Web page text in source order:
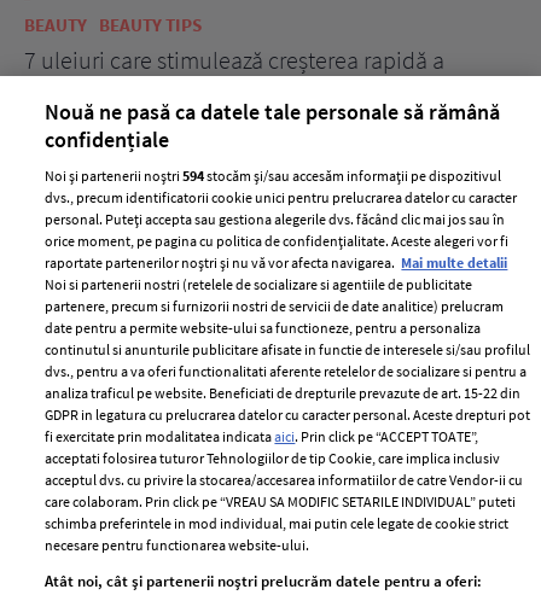
BEAUTY BEAUTY TIPS
7 uleiuri care stimulează creșterea rapidă a
ELLE Style Awards
2024
Despre ELLE
Romania
Contact
Abonamente
Termeni si conditii
Politica de
confidențialitate
Politica de cookies
Publicitate
Nouă ne pasă ca datele tale personale să rămână
confidențiale
Noi și partenerii noștri594stocăm și/sau accesăm informații pe dispozitivul
dvs., precum identificatorii cookie unici pentru prelucrarea datelor cu caracter
personal. Puteți accepta sau gestiona alegerile dvs. făcând clic mai jos sau în
orice moment, pe pagina cu politica de confidențialitate. Aceste alegeri vor fi
raportate partenerilor noștri și nu vă vor afecta navigarea. Mai multe detalii
Noi si partenerii nostri (retelele de socializare si agentiile de publicitate
partenere, precum si furnizorii nostri de servicii de date analitice) prelucram
date pentru a permite website-ului sa functioneze, pentru a personaliza
continutul si anunturile publicitare afisate in functie de interesele si/sau profilul
dvs., pentru a va oferi functionalitati aferente retelelor de socializare si pentru a
analiza traficul pe website. Beneficiati de drepturile prevazute de art. 15-22 din
GDPR in legatura cu prelucrarea datelor cu caracter personal. Aceste drepturi pot
fi exercitate prin modalitatea indicataaici. Prin click pe “ACCEPT TOATE”,
acceptati folosirea tuturor Tehnologiilor de tip Cookie, care implica inclusiv
acceptul dvs. cu privire la stocarea/accesarea informatiilor de catre Vendor-ii cu
care colaboram. Prin click pe “VREAU SA MODIFIC SETARILE INDIVIDUAL” puteti
schimba preferintele in mod individual, mai putin cele legate de cookie strict
necesare pentru functionarea website-ului.
Atât noi, cât și partenerii noștri prelucrăm datele pentru a oferi: